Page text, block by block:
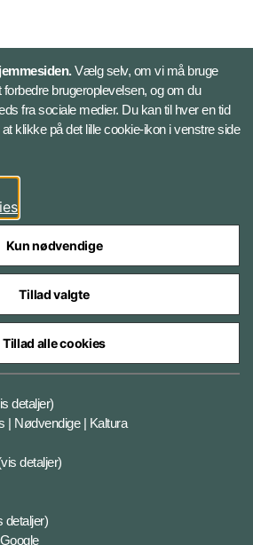
under Forsvarsministeriet
Vælg selv, om vi må bruge
forbedre brugeroplevelsen, og om du
fra sociale medier. Du kan til hver en tid
klikke på det lille cookie-ikon i venstre side
Kun nødvendige
Tillad valgte
Tillad alle cookies
detaljer)
| Nødvendige | Kaltura
detaljer)
detaljer)